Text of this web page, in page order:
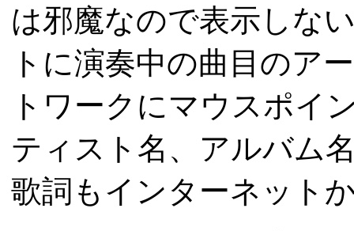
は邪魔なので表示しな
トに演奏中の曲目のア
トワークにマウスポイ
ティスト名、アルバム
歌詞もインターネット